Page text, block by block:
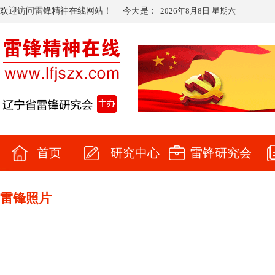
欢迎访问雷锋精神在线网站！ 今天是： 2026年8月8日 星期六
首页 研究中心 雷锋研究会
雷锋照片